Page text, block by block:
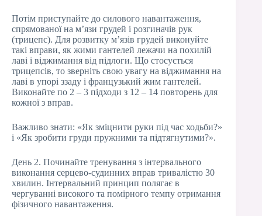
Потім приступайте до силового навантаження,
спрямованої на м’язи грудей і розгиначів рук
(трицепс). Для розвитку м’язів грудей виконуйте
такі вправи, як жими гантелей лежачи на похилій
лаві і віджимання від підлоги. Що стосується
трицепсів, то зверніть свою увагу на віджимання на
лаві в упорі ззаду і французький жим гантелей.
Виконайте по 2 – 3 підходи з 12 – 14 повторень для
кожної з вправ.
Важливо знати: «Як зміцнити руки під час ходьби?»
і «Як зробити груди пружними та підтягнутими?».
День 2. Починайте тренування з інтервального
виконання серцево-судинних вправ тривалістю 30
хвилин. Інтервальний принцип полягає в
чергуванні високого та помірного темпу отримання
фізичного навантаження.